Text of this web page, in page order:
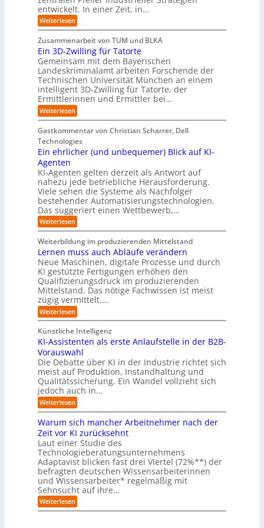
g
o
n
F
o
r
m
w
a
y
s
b
e
i
n
i
c
-
e
u
r
o
p
ä
c
h
n
R
o
u
t
e
H
e
r
s
t
e
l
r
n
i
e
r
u
n
g
P
:
W
i
e
s
a
u
b
e
r
e
D
a
e
n
K
I
P
r
o
j
e
k
t
e
i
d
e
r
I
n
d
u
s
t
r
i
e
e
r
m
ö
g
l
i
c
h
e
n
-
R
e
p
o
t
:
S
i
n
k
e
n
d
e
C
y
e
r
r
i
s
i
k
o
w
a
c
h
s
e
n
d
e
R
a
n
s
o
m
w
a
r
e
-
G
f
a
h
r
entwickelt. In einer Zeit, in…
Weiterlesen:
E
n
z
w
e
i
t
e
s
L
e
e
n
f
I
n
d
u
s
t
r
i
e
r
o
b
o
t
e
r
Zusammenarbeit von TUM und BLKA
Ein 3D-Zwilling für Tatorte
Gemeinsam mit dem Bayerischen
Landeskriminalamt arbeiten Forschende der
Technischen Universität München an einem
intelligent 3D-Zwilling für Tatorte, der
Ermittlerinnen und Ermittler bei…
Weiterlesen:
E
n
3
D
w
i
l
l
i
n
g
f
ü
r
a
t
o
r
t
e
Gastkommentar von Christian Scharrer, Dell
Technologies
Ein ehrlicher (und unbequemer) Blick auf KI-
Agenten
KI-Agenten gelten derzeit als Antwort auf
nahezu jede betriebliche Herausforderung.
Viele sehen die Systeme als Nachfolger
bestehender Automatisierungstechnologien.
Das suggeriert einen Wettbewerb,…
Weiterlesen:
E
n
e
h
r
l
i
c
h
e
r
u
n
d
u
n
b
e
q
u
e
m
e
r
)
B
l
i
c
k
a
u
f
Weiterbildung im produzierenden Mittelstand
Lernen muss auch Abläufe verändern
Neue Maschinen, digitale Prozesse und durch
KI gestützte Fertigungen erhöhen den
Qualifizierungsdruck im produzierenden
Mittelstand. Das nötige Fachwissen ist meist
zügig vermittelt.…
Weiterlesen:
L
e
r
n
e
n
m
u
s
s
a
u
h
A
b
l
ä
u
f
e
v
e
r
Künstliche Intelligenz
KI-Assistenten als erste Anlaufstelle in der B2B-
Vorauswahl
Die Debatte über KI in der Industrie richtet sich
meist auf Produktion, Instandhaltung und
Qualitätssicherung. Ein Wandel vollzieht sich
jedoch auch in…
Weiterlesen:
K
-
A
s
s
i
s
t
e
n
t
e
Warum sich mancher Arbeitnehmer nach der
Zeit vor KI zurücksehnt
Laut einer Studie des
Technologieberatungsunternehmens
Adaptavist blicken fast drei Viertel (72%**) der
befragten deutschen Wissensarbeiterinnen
und Wissensarbeiter* regelmäßig mit
Sehnsucht auf ihre…
Weiterlesen:
W